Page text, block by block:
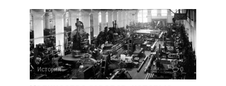
История 0